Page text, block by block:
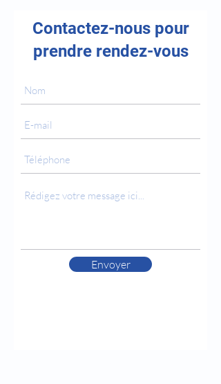
Contactez-nous pour
prendre rendez-vous
Envoyer